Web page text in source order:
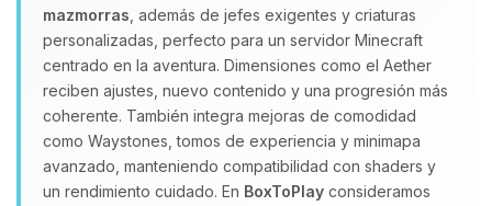
mazmorras , además de jefes exigentes y criaturas
personalizadas, perfecto para un servidor Minecraft
centrado en la aventura. Dimensiones como el Aether
reciben ajustes, nuevo contenido y una progresión más
coherente. También integra mejoras de comodidad
como Waystones, tomos de experiencia y minimapa
avanzado, manteniendo compatibilidad con shaders y
un rendimiento cuidado. En BoxToPlay consideramos